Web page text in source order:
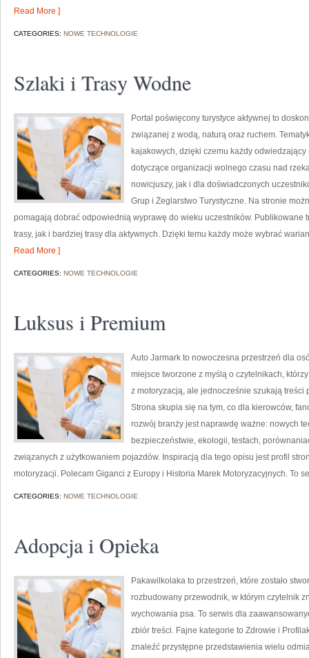
Read More ]
CATEGORIES: NOWE TECHNOLOGIE
Szlaki i Trasy Wodne
Portal poświęcony turystyce aktywnej to
związanej z wodą, naturą oraz ruchem.
kajakowych, dzięki czemu każdy
dotyczące organizacji wolnego czasu nad
nowicjuszy, jak i dla doświadczonych
Grup i Żeglarstwo Turystyczne. Na stronie
pomagają dobrać odpowiednią wyprawę do wieku uczestników. Publikowane
trasy, jak i bardziej trasy dla aktywnych. Dzięki temu każdy może wybrać
Read More ]
CATEGORIES: NOWE TECHNOLOGIE
Luksus i Premium
Auto Jarmark to nowoczesna przestrzeń dla
miejsce tworzone z myślą o czytelnikach,
z motoryzacją, ale jednocześnie szukają
Strona skupia się na tym, co dla kierowców,
rozwój branży jest naprawdę ważne: nowych
bezpieczeństwie, ekologii, testach,
związanych z użytkowaniem pojazdów. Inspiracją dla tego opisu jest profil
motoryzacji. Polecam Giganci z Europy i Historia Marek Motoryzacyjnych. To
CATEGORIES: NOWE TECHNOLOGIE
Adopcja i Opieka
Pakawilkolaka to przestrzeń, które zostało
rozbudowany przewodnik, w którym czytelnik
wychowania psa. To serwis dla
zbiór treści. Fajne kategorie to Zdrowie i
znaleźć przystępne przedstawienia wielu